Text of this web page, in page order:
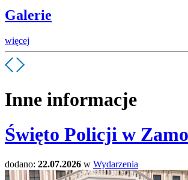
Galerie
więcej
Inne informacje
Święto Policji w
dodano: 22.07.2026 w Wydarzenia